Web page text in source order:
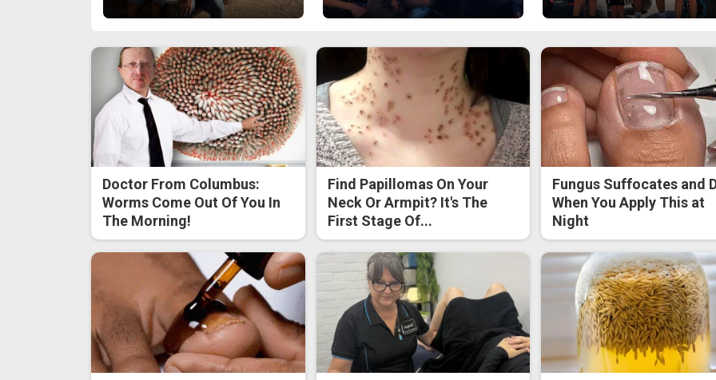
Doctor From Columbus:
Worms Come Out Of You In
The Morning!
Find Papillomas On Your
Neck Or Armpit? It's The
First Stage Of...
Fungus Suffocates and
When You Apply This at
Night